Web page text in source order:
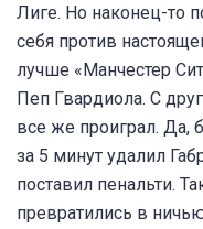
Лиге. Но наконец-то
себя против
лучше «Манчестер
Пеп Гвардиола. С
все же проиграл. Да,
за 5 минут удалил
поставил пенальти.
превратились в